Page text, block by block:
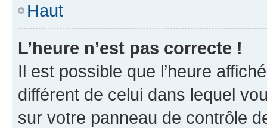
Haut
L’heure n’est pas correcte !
Il est possible que l’heure
différent de celui dans lequel
sur votre panneau de contrôle